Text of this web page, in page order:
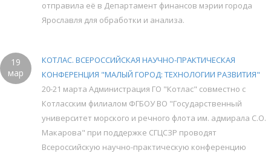
отправила её в Департамент финансов мэрии города
Ярославля для обработки и анализа.
19
мар
КОТЛАС. ВСЕРОССИЙСКАЯ НАУЧНО-ПРАКТИЧЕСКАЯ
КОНФЕРЕНЦИЯ "МАЛЫЙ ГОРОД: ТЕХНОЛОГИИ РАЗВИТИЯ"
20-21 марта Администрация ГО "Котлас" совместно с
Котласским филиалом ФГБОУ ВО "Государственный
университет морского и речного флота им. адмирала С.О.
Макарова" при поддержке СГЦСЗР проводят
Всероссийскую научно-практическую конференцию